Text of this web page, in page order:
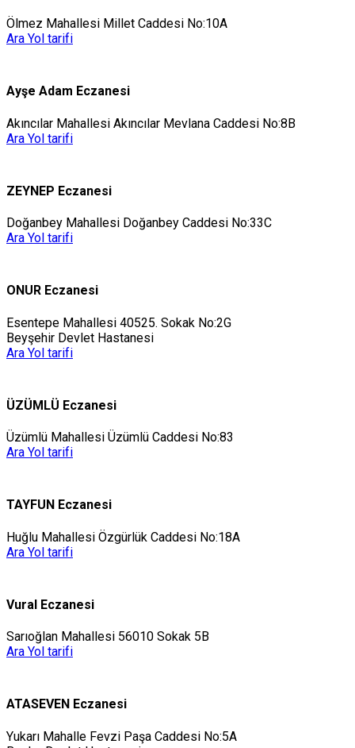
Ölmez Mahallesi Millet Caddesi No:10A
Ara Yol tarifi
Ayşe Adam Eczanesi
Akıncılar Mahallesi Akıncılar Mevlana Caddesi No:8B
Ara Yol tarifi
ZEYNEP Eczanesi
Doğanbey Mahallesi Doğanbey Caddesi No:33C
Ara Yol tarifi
ONUR Eczanesi
Esentepe Mahallesi 40525. Sokak No:2G
Beyşehir Devlet Hastanesi
Ara Yol tarifi
ÜZÜMLÜ Eczanesi
Üzümlü Mahallesi Üzümlü Caddesi No:83
Ara Yol tarifi
TAYFUN Eczanesi
Huğlu Mahallesi Özgürlük Caddesi No:18A
Ara Yol tarifi
Vural Eczanesi
Sarıoğlan Mahallesi 56010 Sokak 5B
Ara Yol tarifi
ATASEVEN Eczanesi
Yukarı Mahalle Fevzi Paşa Caddesi No:5A